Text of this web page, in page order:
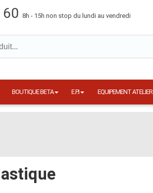
8h - 15h non stop du lundi au vendredi
BOUTIQUE BETA E.P.I EQUIPEMENT ATELIER